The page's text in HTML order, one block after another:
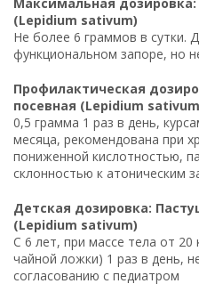
(Lepidium sativum)
Не более 6 граммов в сутки.
функциональном запоре, но
Профилактическая
посевная (Lepidium
0,5 грамма 1 раз в день,
месяца, рекомендована при
пониженной кислотностью,
склонностью к атоническим
Детская дозировка:
(Lepidium sativum)
С 6 лет, при массе тела от 20
чайной ложки) 1 раз в день,
согласованию с педиатром